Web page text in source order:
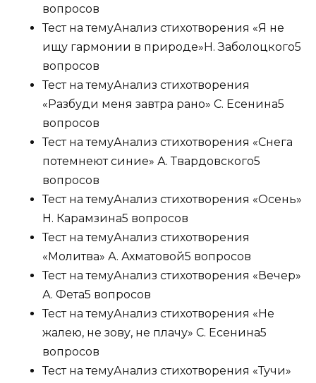
вопросов
Тест на темуАнализ стихотворения «Я не
ищу гармонии в природе»Н. Заболоцкого5
вопросов
Тест на темуАнализ стихотворения
«Разбуди меня завтра рано» С. Есенина5
вопросов
Тест на темуАнализ стихотворения «Снега
потемнеют синие» А. Твардовского5
вопросов
Тест на темуАнализ стихотворения «Осень»
Н. Карамзина5 вопросов
Тест на темуАнализ стихотворения
«Молитва» А. Ахматовой5 вопросов
Тест на темуАнализ стихотворения «Вечер»
А. Фета5 вопросов
Тест на темуАнализ стихотворения «Не
жалею, не зову, не плачу» С. Есенина5
вопросов
Тест на темуАнализ стихотворения «Тучи»